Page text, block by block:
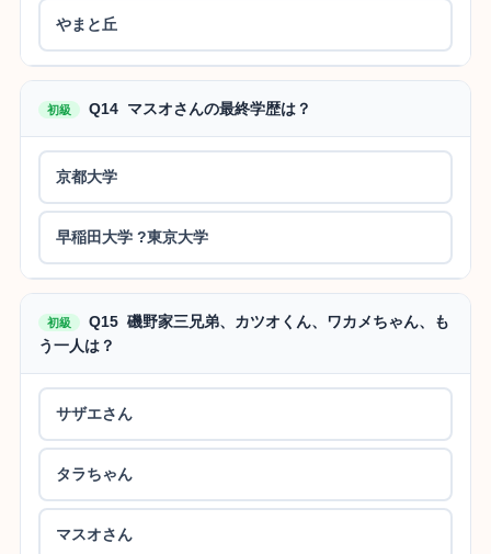
やまと丘
初級 Q14 マスオさんの最終学歴は？
京都大学
早稲田大学 ?東京大学
初級
Q15 磯野家三兄弟、カツオくん、ワカメちゃん、も
う一人は？
サザエさん
タラちゃん
マスオさん